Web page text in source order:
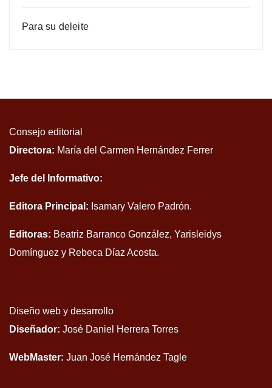
Para su deleite
Consejo editorial
Directora: María del Carmen Hernández Ferrer
Jefe del Informativo:
Editora Principal: Isamary Valero Padrón.
Editoras: Beatriz Barranco González, Yarisleidys
Domínguez y Rebeca Díaz Acosta.
Diseño web y desarrollo
Diseñador: José Daniel Herrera Torres
WebMaster: Juan José Hernández Tagle